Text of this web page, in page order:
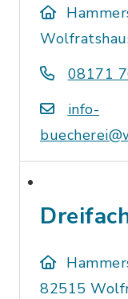
08171
info-
82515